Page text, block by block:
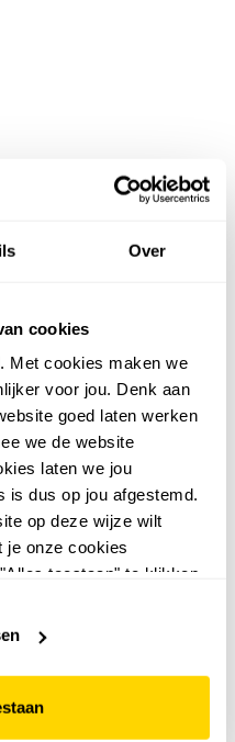
Over
cookies
Met cookies maken we
voor jou. Denk aan
goed laten werken
we de website
laten we jou
is dus op jou afgestemd.
op deze wijze wilt
je onze cookies
toestaan" te klikken.